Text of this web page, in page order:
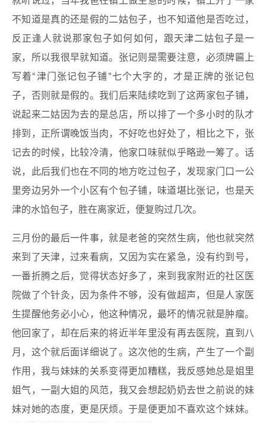
不知道是真的还是假的二姑包子，也不知道他是否吃过，
反正逢人就说那家包子如何如何，跟天津二姑包子是一
家，所以我很早就知道。张记则是需要注意，必须牌匾上
写着“津门张记包子铺”七个大字的，才是正牌的张记包
子，否则就是假的。我们后来陆续吃到了这两家包子铺，
说起来二姑因为去的是总店，所以排了一个多小时的队才
排到，正所谓晚饭当肉，不好吃也好处了，相比之下，张
记去的时候，比较冷清，他家口味就似乎略逊一筹了。话
说，此后我们也在不同的地方吃过包子，发现家门口一公
里旁边另外一个小区有个包子铺，味道堪比张记，也是天
津的水馅包子，胜在离家近，便复购过几次。
三月份的最后一件事，就是老爸的突然生病，他也就突然
来到了天津，过来看病，又因为实在紧急，没有约到号，
一番折腾之后，觉得状态好多了，来到我家附近的社区医
院做了个针灸，因为条件不够，没有做超声，但是人家医
生提醒他务必小心，他这种情况，最坏的情况就是肿瘤。
他回家了，却在后来的将近半年里没有再去医院，直到八
月，这个就后面详细说了。这次他的生病，产生了一个副
作用，我与妹妹的关系变得更加糟糕，我反感她总是姐里
姐气，一副大姐的风范，我又会想起奶奶去世之前说的妹
妹对她的态度，更是厌烦。于是便更加不喜欢这个妹妹。